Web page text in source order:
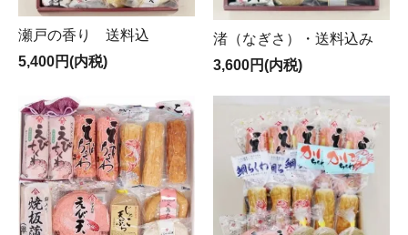
瀬戸の香り 送料込
5,400円(内税)
渚（なぎさ）・送料込み
3,600円(内税)